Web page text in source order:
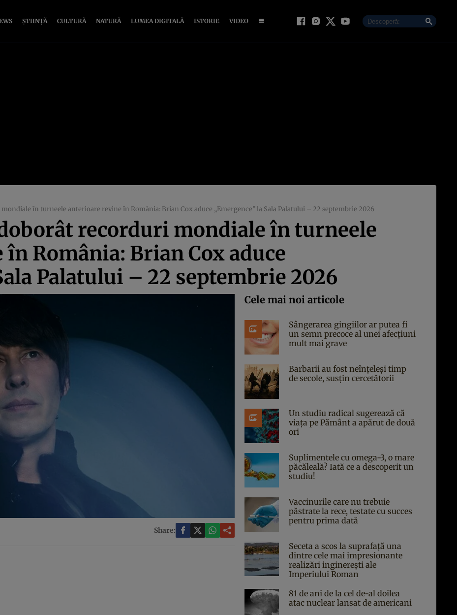
ȘTIINȚĂ CULTURĂ NATURĂ LUMEA DIGITALĂ ISTORIE VIDEO
în turneele anterioare revine în România: Brian Cox aduce „Emergence” la Sala Palatului – 22 septembrie 2026
recorduri mondiale în turneele
România: Brian Cox aduce
Palatului – 22 septembrie 2026
Share:
Cele mai noi articole
Sângerarea gingiilor ar putea fi
un semn precoce al unei afecțiuni
mult mai grave
Barbarii au fost neînțeleși timp
de secole, susțin cercetătorii
Un studiu radical sugerează că
viața pe Pământ a apărut de două
ori
Suplimentele cu omega-3, o mare
păcăleală? Iată ce a descoperit un
studiu!
Vaccinurile care nu trebuie
păstrate la rece, testate cu succes
pentru prima dată
Seceta a scos la suprafață una
dintre cele mai impresionante
realizări inginerești ale
Imperiului Roman
81 de ani de la cel de-al doilea
atac nuclear lansat de americani